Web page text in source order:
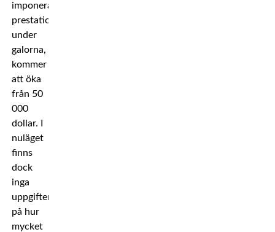
imponerande
prestationer
under
galorna,
kommer
att öka
från 50
000
dollar. I
nuläget
finns
dock
inga
uppgifter
på hur
mycket